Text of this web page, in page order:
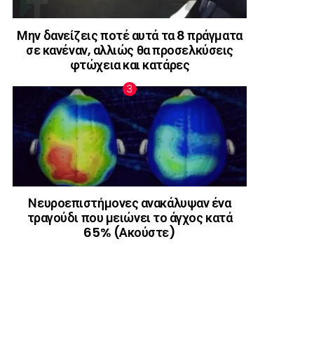
Μην δανείζεις ποτέ αυτά τα 8 πράγματα
σε κανέναν, αλλιώς θα προσελκύσεις
φτώχεια και κατάρες
Νευροεπιστήμονες ανακάλυψαν ένα
τραγούδι που μειώνει το άγχος κατά
65% (Ακούστε)